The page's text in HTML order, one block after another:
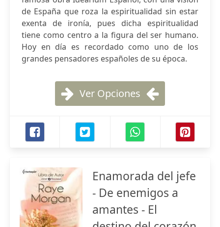
de España que roza la espiritualidad sin estar
exenta de ironía, pues dicha espiritualidad
tiene como centro a la figura del ser humano.
Hoy en día es recordado como uno de los
grandes pensadores españoles de su época.
Ver Opciones
Enamorada del jefe
- De enemigos a
amantes - El